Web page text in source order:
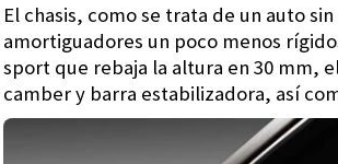
El chasis, como se trata de un auto
amortiguadores un poco menos
sport que rebaja la altura en 30 mm,
camber y barra estabilizadora, así